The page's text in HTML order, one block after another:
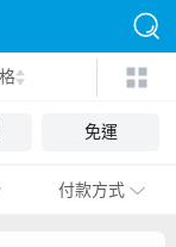
免運
付款方式